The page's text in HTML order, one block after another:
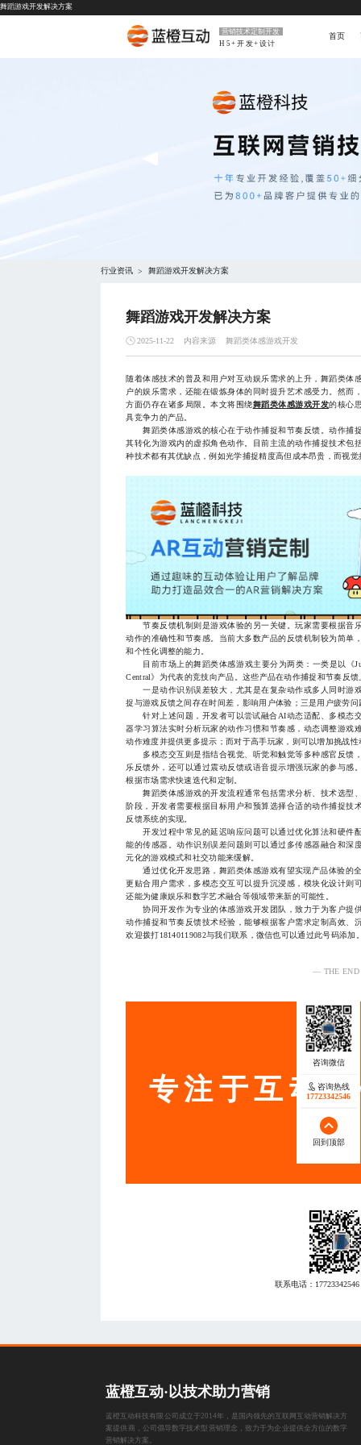
舞蹈游戏开发解决方案
营销技术定制开发
H5+开发+设计
首页
行业资讯 > 舞蹈游戏开发解决方案
舞蹈游戏开发解决方案
2025-11-22 内容来源 舞蹈类体感游戏开发
随着体感技术的普及和用户对互动娱乐需求的上升，舞蹈类体
户的娱乐需求，还能在锻炼身体的同时提升艺术感受力。然而
方面仍存在诸多局限。本文将围绕舞蹈类体感游戏开发的核心
具竞争力的产品。
舞蹈类体感游戏的核心在于动作捕捉和节奏反馈。动作捕
其转化为游戏内的虚拟角色动作。目前主流的动作捕捉技术包
种技术都有其优缺点，例如光学捕捉精度高但成本昂贵，而视
节奏反馈机制则是游戏体验的另一关键。玩家需要根据音
动作的准确性和节奏感。当前大多数产品的反馈机制较为简单
和个性化调整的能力。
目前市场上的舞蹈类体感游戏主要分为两类：一类是以《
Central》为代表的竞技向产品。这些产品在动作捕捉和节奏反
一是动作识别误差较大，尤其是在复杂动作或多人同时游
捉与游戏反馈之间存在时间差，影响用户体验；三是用户疲劳
针对上述问题，开发者可以尝试融合AI动态适配、多模态
器学习算法实时分析玩家的动作习惯和节奏感，动态调整游戏
动作难度并提供更多提示；而对于高手玩家，则可以增加挑战
多模态交互则是指结合视觉、听觉和触觉等多种感官反馈
乐反馈外，还可以通过震动反馈或语音提示增强玩家的参与感
根据市场需求快速迭代和定制。
舞蹈类体感游戏的开发流程通常包括需求分析、技术选型
阶段，开发者需要根据目标用户和预算选择合适的动作捕捉技
反馈系统的实现。
开发过程中常见的延迟响应问题可以通过优化算法和硬件
能的传感器。动作识别误差问题则可以通过多传感器融合和深
元化的游戏模式和社交功能来缓解。
通过优化开发思路，舞蹈类体感游戏有望实现产品体验的
更贴合用户需求，多模态交互可以提升沉浸感，模块化设计则
还能为健康娱乐和数字艺术融合等领域带来新的可能性。
协同开发作为专业的体感游戏开发团队，致力于为客户提
动作捕捉和节奏反馈技术经验，能够根据客户需求定制高效、
欢迎拨打18140119082与我们联系，微信也可以通过此号码添加
— THE
服务
专注于互动
联系电话： 17723342546
咨询热线
17723342546
回到顶部
蓝橙互动·以技术助力营销
蓝橙互动科技有限公司成立于2014年，是国内领先的互联网互动营销解决方
案提供商，公司倡导数字技术型营销理念，致力于为企业提供全方位的数字
营销解决方案。